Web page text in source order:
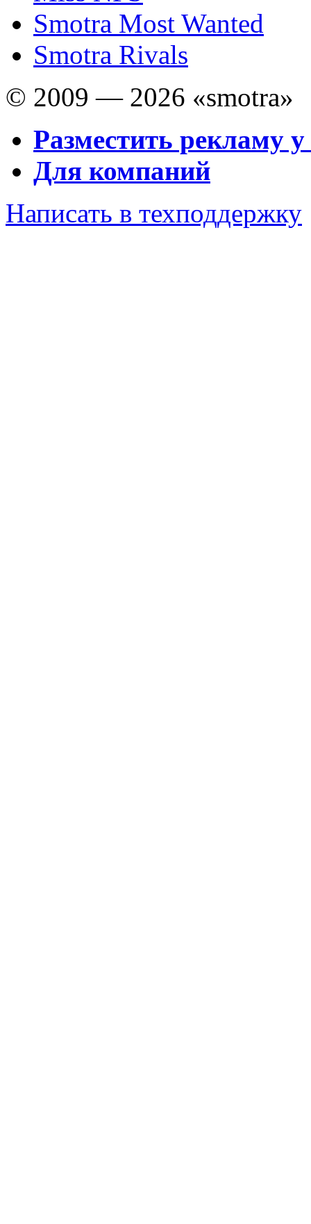
Smotra Most Wanted
Smotra Rivals
© 2009 — 2026 «smotra»
Разместить рекламу у
Для компаний
Написать в техподдержку